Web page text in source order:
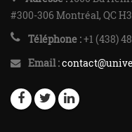
#300-306 Montréal, QC
Téléphone :+1 (438)
Email :